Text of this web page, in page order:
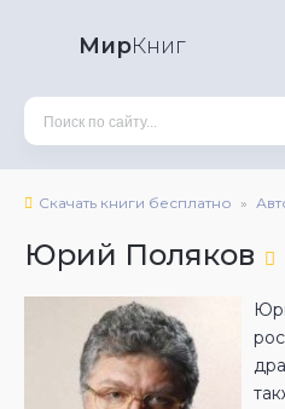
МирКниг
Скачать книги бесплатно
Юрий Поляков